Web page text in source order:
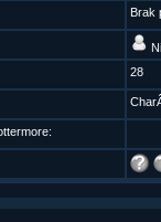
Brak
28